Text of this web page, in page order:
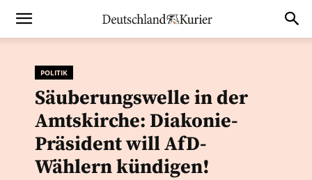
POLITIK
Säuberungswelle in der
Amtskirche: Diakonie-
Präsident will AfD-
Wählern kündigen!